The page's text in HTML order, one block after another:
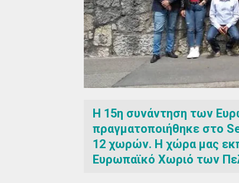
Η 15η συνάντηση των
πραγματοποιήθηκε στο
12 χωρών. Η χώρα μας
Ευρωπαϊκό Χωριό των